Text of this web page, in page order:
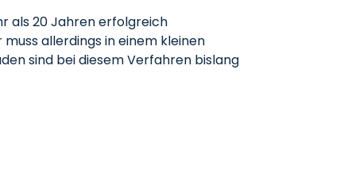
als 20 Jahren erfolgreich
allerdings in einem kleinen
sind bei diesem Verfahren bislang